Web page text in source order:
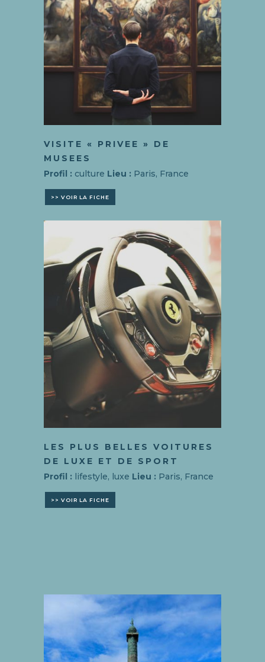
VISITE « PRIVEE » DE
MUSEES
Profil : culture Lieu : Paris, France
>> VOIR LA FICHE
LES PLUS BELLES VOITURES
DE LUXE ET DE SPORT
Profil : lifestyle, luxe Lieu : Paris, France
>> VOIR LA FICHE